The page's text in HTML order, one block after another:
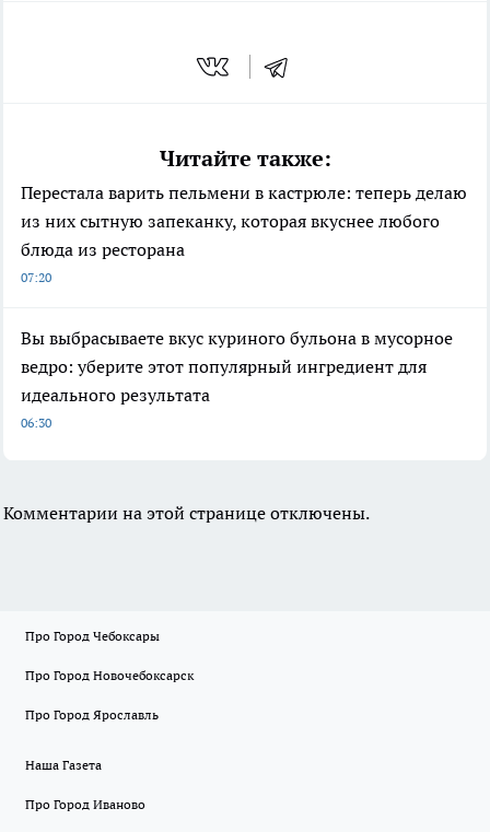
Читайте также:
Перестала варить пельмени в кастрюле: теперь делаю
из них сытную запеканку, которая вкуснее любого
блюда из ресторана
07:20
Вы выбрасываете вкус куриного бульона в мусорное
ведро: уберите этот популярный ингредиент для
идеального результата
06:30
Комментарии на этой странице отключены.
Про Город Чебоксары
Про Город Новочебоксарск
Про Город Ярославль
Наша Газета
Про Город Иваново